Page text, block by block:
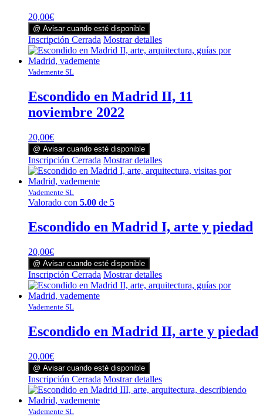
20,00€
@ Avisar cuando esté disponible
Inscripción Cerrada Mostrar detalles
Vademente SL
Escondido en Madrid II, 11
noviembre 2022
20,00€
@ Avisar cuando esté disponible
Inscripción Cerrada Mostrar detalles
Vademente SL
Valorado con 5.00 de 5
Escondido en Madrid I, arte y piedad
20,00€
@ Avisar cuando esté disponible
Inscripción Cerrada Mostrar detalles
Vademente SL
Escondido en Madrid II, arte y piedad
20,00€
@ Avisar cuando esté disponible
Inscripción Cerrada Mostrar detalles
Vademente SL